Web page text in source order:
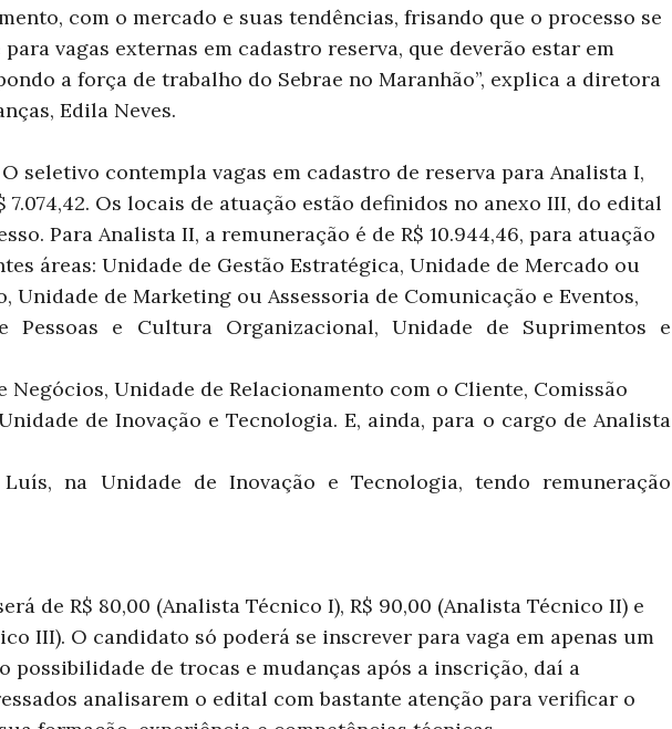
com o mercado e suas tendências, frisando que o processo se
vagas externas em cadastro reserva, que deverão estar em
a força de trabalho do Sebrae no Maranhão”, explica a diretora
Edila Neves.
seletivo contempla vagas em cadastro de reserva para Analista I,
7.074,42. Os locais de atuação estão definidos no anexo III, do edital
Para Analista II, a remuneração é de R$ 10.944,46, para atuação
áreas: Unidade de Gestão Estratégica, Unidade de Mercado ou
Unidade de Marketing ou Assessoria de Comunicação e Eventos,
Pessoas e Cultura Organizacional, Unidade de Suprimentos e
Negócios, Unidade de Relacionamento com o Cliente, Comissão
de Inovação e Tecnologia. E, ainda, para o cargo de Analista
na Unidade de Inovação e Tecnologia, tendo remuneração
de R$ 80,00 (Analista Técnico I), R$ 90,00 (Analista Técnico II) e
III). O candidato só poderá se inscrever para vaga em apenas um
possibilidade de trocas e mudanças após a inscrição, daí a
analisarem o edital com bastante atenção para verificar o